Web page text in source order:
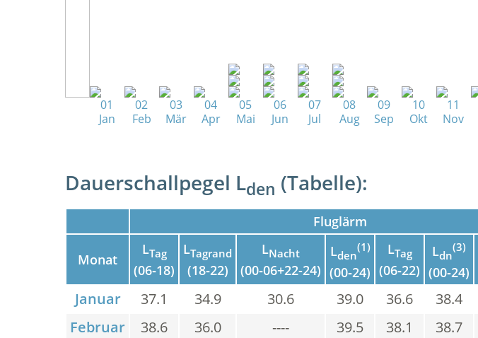
01
Jan
02
Feb
03
Mär
04
Apr
05
Mai
06
Jun
07
Jul
08
Aug
09
Sep
10
Okt
11
Nov
Dauerschallpegel Lden (Tabelle):
Fluglärm
Monat
LTag
(06‑18)
LTagrand
(18‑22)
LNacht
(00‑06+22-24)
Lden
(1)
(00‑24)
LTag
(06‑22)
Ldn
(3)
(00‑24)
Januar 37.1 34.9 30.6 39.0 36.6 38.4
Februar
38.6 36.0 ---- 39.5 38.1 38.7